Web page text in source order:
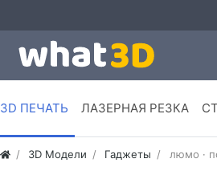
3D ПЕЧАТЬ ЛАЗЕРНАЯ РЕЗКА
3D Модели Гаджеты люмо ·